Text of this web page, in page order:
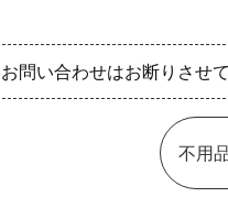
問い合わせはお断りさせ
不用